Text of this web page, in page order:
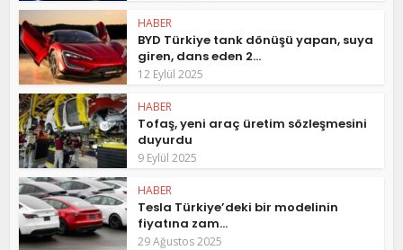
HABER
BYD Türkiye tank dönüşü yapan, suya
giren, dans eden 2...
12 Eylül 2025
HABER
Tofaş, yeni araç üretim sözleşmesini
duyurdu
9 Eylül 2025
HABER
Tesla Türkiye’deki bir modelinin
fiyatına zam...
29 Ağustos 2025